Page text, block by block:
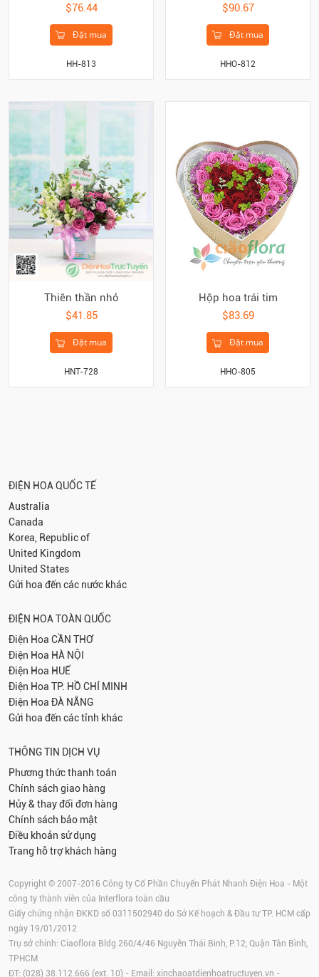
$76.44
Đặt mua
HH-813
$90.67
Đặt mua
HHO-812
Thiên thần nhỏ
$41.85
Đặt mua
HNT-728
Hộp hoa trái tim
$83.69
Đặt mua
HHO-805
ĐIỆN HOA QUỐC TẾ
Australia
Canada
Korea, Republic of
United Kingdom
United States
Gửi hoa đến các nước khác
ĐIỆN HOA TOÀN QUỐC
Điện Hoa CẦN THƠ
Điện Hoa HÀ NỘI
Điện Hoa HUẾ
Điện Hoa TP. HỒ CHÍ MINH
Điện Hoa ĐÀ NẴNG
Gửi hoa đến các tỉnh khác
THÔNG TIN DỊCH VỤ
Phương thức thanh toán
Chính sách giao hàng
Hủy & thay đổi đơn hàng
Chính sách bảo mật
Điều khoản sử dụng
Trang hỗ trợ khách hàng
Copyright © 2007-2016 Công ty Cổ Phần Chuyển Phát Nhanh Điện Hoa - Một
công ty thành viên của Interflora toàn cầu
Giấy chứng nhận ĐKKD số 0311502940 do Sở Kế hoạch & Đầu tư TP. HCM cấp
ngày 19/01/2012
Trụ sở chính: Ciaoflora Bldg 260/4/46 Nguyễn Thái Bình, P.12, Quận Tân Bình,
TPHCM
ĐT: (028) 38.112.666 (ext. 10) - Email: xinchaoatdienhoatructuyen.vn -